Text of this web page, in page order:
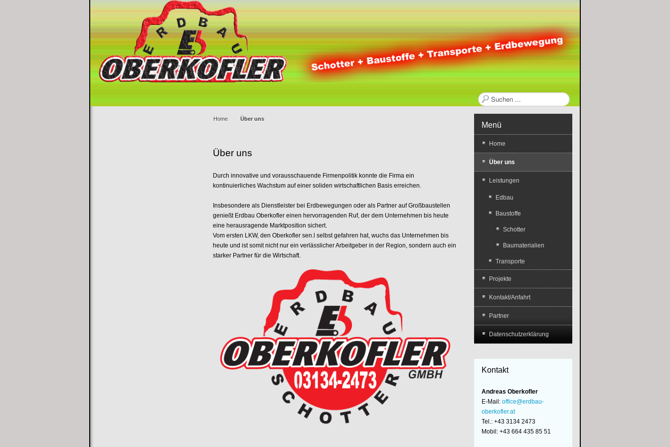
suchen...
Home Über uns
Über uns
Durch innovative und vorausschauende Firmenpolitik konnte die Firma ein
kontinuierliches Wachstum auf einer soliden wirtschaftlichen Basis erreichen.
Insbesondere als Dienstleister bei Erdbewegungen oder als Partner auf Großbaustellen
genießt Erdbau Oberkofler einen hervorragenden Ruf, der dem Unternehmen bis heute
eine herausragende Marktposition sichert.
Vom ersten LKW, den Oberkofler sen.l selbst gefahren hat, wuchs das Unternehmen bis
heute und ist somit nicht nur ein verlässlicher Arbeitgeber in der Region, sondern auch ein
starker Partner für die Wirtschaft.
Menü
Home
Über uns
Leistungen
Edbau
Baustoffe
Schotter
Baumaterialien
Transporte
Projekte
Kontakt/Anfahrt
Partner
Datenschutzerklärung
Kontakt
Andreas Oberkofler
E-Mail:office@erdbau-
oberkofler.at
Tel.: +43 3134 2473
Mobil: +43 664 435 85 51